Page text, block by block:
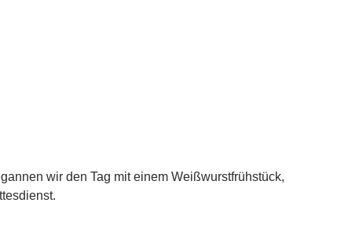
wir den Tag mit einem Weißwurstfrühstück,